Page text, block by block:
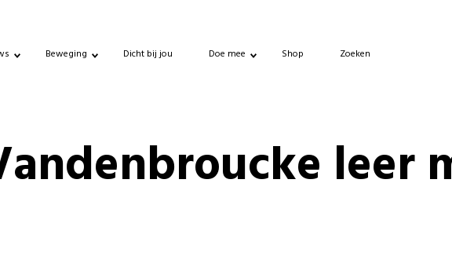
Beweging Dicht bij jou Doe mee Shop Zoeken
leer